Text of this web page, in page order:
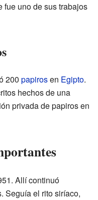
fue uno de sus trabajos
200 papirosen Egipto.
hechos de una
privada de papiros en
Allí continuó
Seguía el rito siríaco,